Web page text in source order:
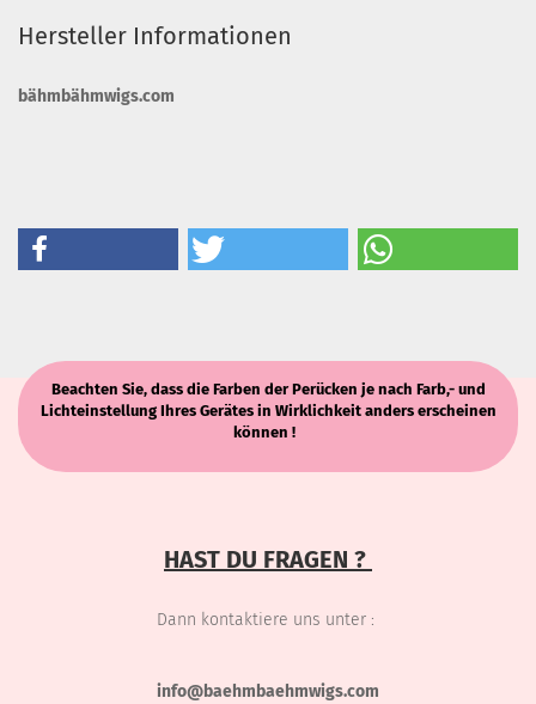
Hersteller Informationen
bähmbähmwigs.com
Beachten Sie, dass die Farben der Perücken je nach Farb,- und
Lichteinstellung Ihres Gerätes in Wirklichkeit anders erscheinen
können !
HAST DU FRAGEN ?
Dann kontaktiere uns unter :
info@baehmbaehmwigs.com